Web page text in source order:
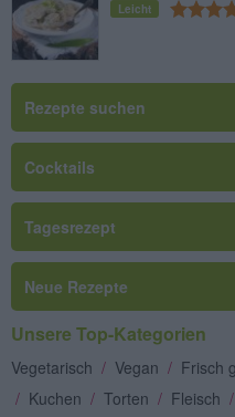
Leicht
Rezepte suchen
Cocktails
Tagesrezept
Neue Rezepte
Unsere Top-Kategorien
Vegetarisch / Vegan / Frisch
/ Kuchen / Torten / Fleisch /